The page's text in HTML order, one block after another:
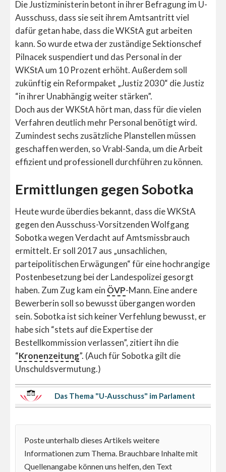
Die Justizministerin betont in ihrer Befragung im U-
Ausschuss, dass sie seit ihrem Amtsantritt viel
dafür getan habe, dass die WKStA gut arbeiten
kann. So wurde etwa der zuständige Sektionschef
Pilnacek suspendiert und das Personal in der
WKStA um 10 Prozent erhöht. Außerdem soll
zukünftig ein Reformpaket „Justiz 2030“ die Justiz
“in ihrer Unabhängig weiter stärken”.
Doch aus der WKStA hört man, dass für die vielen
Verfahren deutlich mehr Personal benötigt wird.
Zumindest sechs zusätzliche Planstellen müssen
geschaffen werden, so Vrabl-Sanda, um die Arbeit
effizient und professionell durchführen zu können.
Ermittlungen gegen Sobotka
Heute wurde überdies bekannt, dass die WKStA
gegen den Ausschuss-Vorsitzenden Wolfgang
Sobotka wegen Verdacht auf Amtsmissbrauch
ermittelt. Er soll 2017 aus „unsachlichen,
parteipolitischen Erwägungen“ für eine hochrangige
Postenbesetzung bei der Landespolizei gesorgt
haben. Zum Zug kam ein ÖVP-Mann. Eine andere
Bewerberin soll so bewusst übergangen worden
sein. Sobotka ist sich keiner Verfehlung bewusst, er
habe sich “stets auf die Expertise der
Bestellkommission verlassen”, zitiert ihn die
“Kronenzeitung”. (Auch für Sobotka gilt die
Unschuldsvermutung.)
Das Thema "U-Ausschuss" im Parlament
Poste unterhalb dieses Artikels weitere
Informationen zum Thema. Brauchbare Inhalte mit
Quellenangabe können uns helfen, den Text